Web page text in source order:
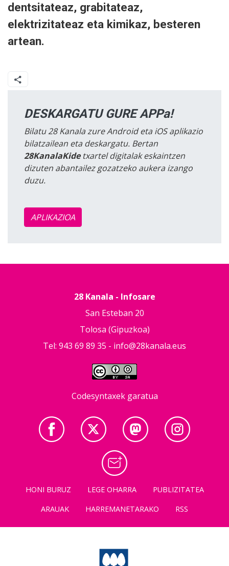
dentsitateaz, grabitateaz,
elektrizitateaz eta kimikaz, besteren
artean.
DESKARGATU GURE APPa!
Bilatu 28 Kanala zure Android eta iOS aplikazio
bilatzailean eta deskargatu. Bertan
28KanalaKidetxartel digitalak eskaintzen
dizuten abantailez gozatzeko aukera izango
duzu.
APLIKAZIOA
28 Kanala - Infosare
San Esteban 20
Tolosa (Gipuzkoa)
Tel: 943 69 89 35 - info@28kanala.eus
Codesyntaxek garatua
HONI BURUZ LEGE OHARRA
PUBLIZITATEA
ARAUAK
HARREMANETARAKO RSS